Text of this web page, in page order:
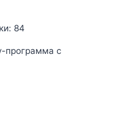
84
программа с